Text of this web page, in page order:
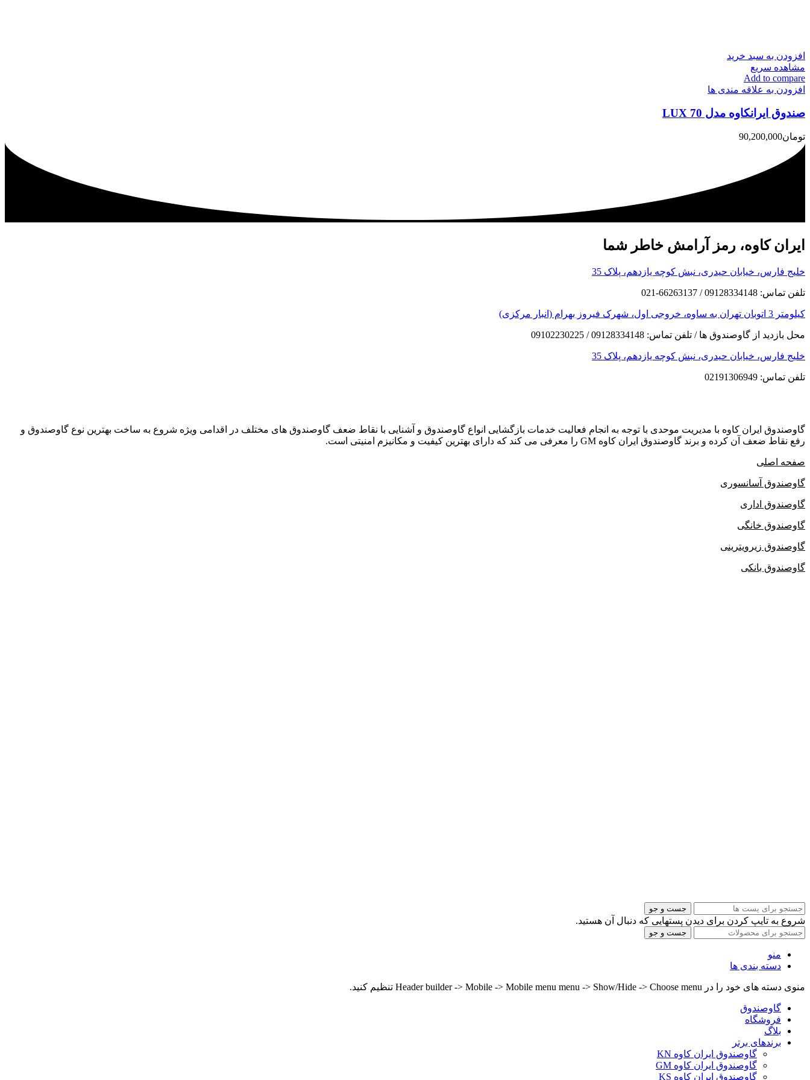
افزودن به سبد خرید
مشاهده سریع
Add to compare
افزودن به علاقه مندی ها
صندوق ایرانکاوه مدل 70 LUX
تومان90,200,000
ایران کاوه، رمز آرامش خاطر شما
خلیج فارس، خیابان حیدری، نبش کوچه یازدهم، پلاک 35
تلفن تماس: 09128334148 / 66263137-021
کیلومتر 3 اتوبان تهران به ساوه، خروجی اول، شهرک فیروز بهرام (انبار مرکزی)
محل بازدید از گاوصندوق ها / تلفن تماس: 09128334148 / 09102230225
خلیج فارس، خیابان حیدری، نبش کوچه یازدهم، پلاک 35
تلفن تماس: 02191306949
گاوصندوق ایران کاوه با مدیریت موحدی با توجه به انجام فعالیت خدمات بازگشایی انواع گاوصندوق و آشنایی با نقاط ضعف گاوصندوق های مختلف در اقدامی ویژه شروع به ساخت بهترین نوع گاوصندوق و
رفع نقاط ضعف آن کرده و برند گاوصندوق ایران کاوه GM را معرفی می کند که دارای بهترین کیفیت و مکانیزم امنیتی است.
صفحه اصلی
گاوصندوق آسانسوری
گاوصندوق اداری
گاوصندوق خانگی
گاوصندوق زیرویترینی
گاوصندوق بانکی
جست و جو
شروع به تایپ کردن برای دیدن پستهایی که دنبال آن هستید.
جست و جو
منو
دسته بندی ها
منوی دسته های خود را در Header builder -> Mobile -> Mobile menu menu -> Show/Hide -> Choose menu تنظیم کنید.
گاوصندوق
فروشگاه
بلاگ
برندهای برتر
گاوصندوق ایران کاوه KN
گاوصندوق ایران کاوه GM
گاوصندوق ایران کاوه KS